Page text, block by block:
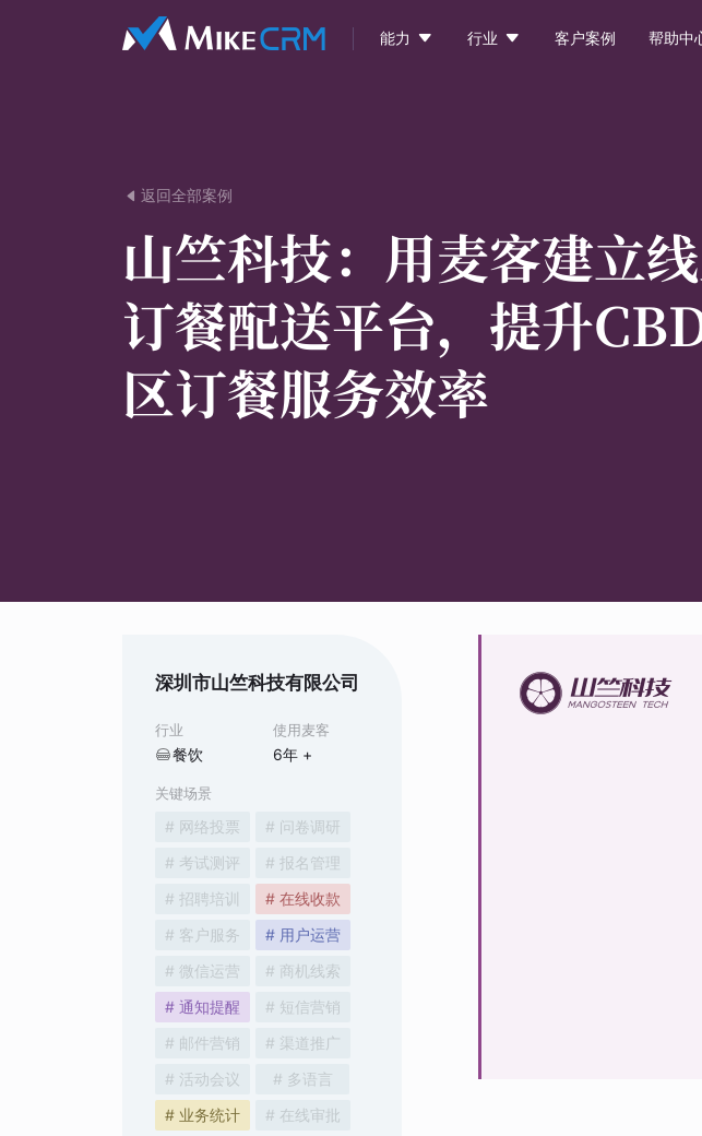
能力  行业  客户案例 帮助中
 返回全部案例
山竺科技： 用麦客建立
订餐配送平台，提升
区订餐服务效率
深圳市山竺科技有限公司
行业
餐饮
使用麦客
6年 +
关键场景
# 网络投票
# 问卷调研
# 考试测评
# 报名管理
# 招聘培训
# 在线收款
# 客户服务
# 用户运营
# 微信运营
# 商机线索
# 通知提醒
# 短信营销
# 邮件营销
# 渠道推广
# 活动会议
# 多语言
# 业务统计
# 在线审批